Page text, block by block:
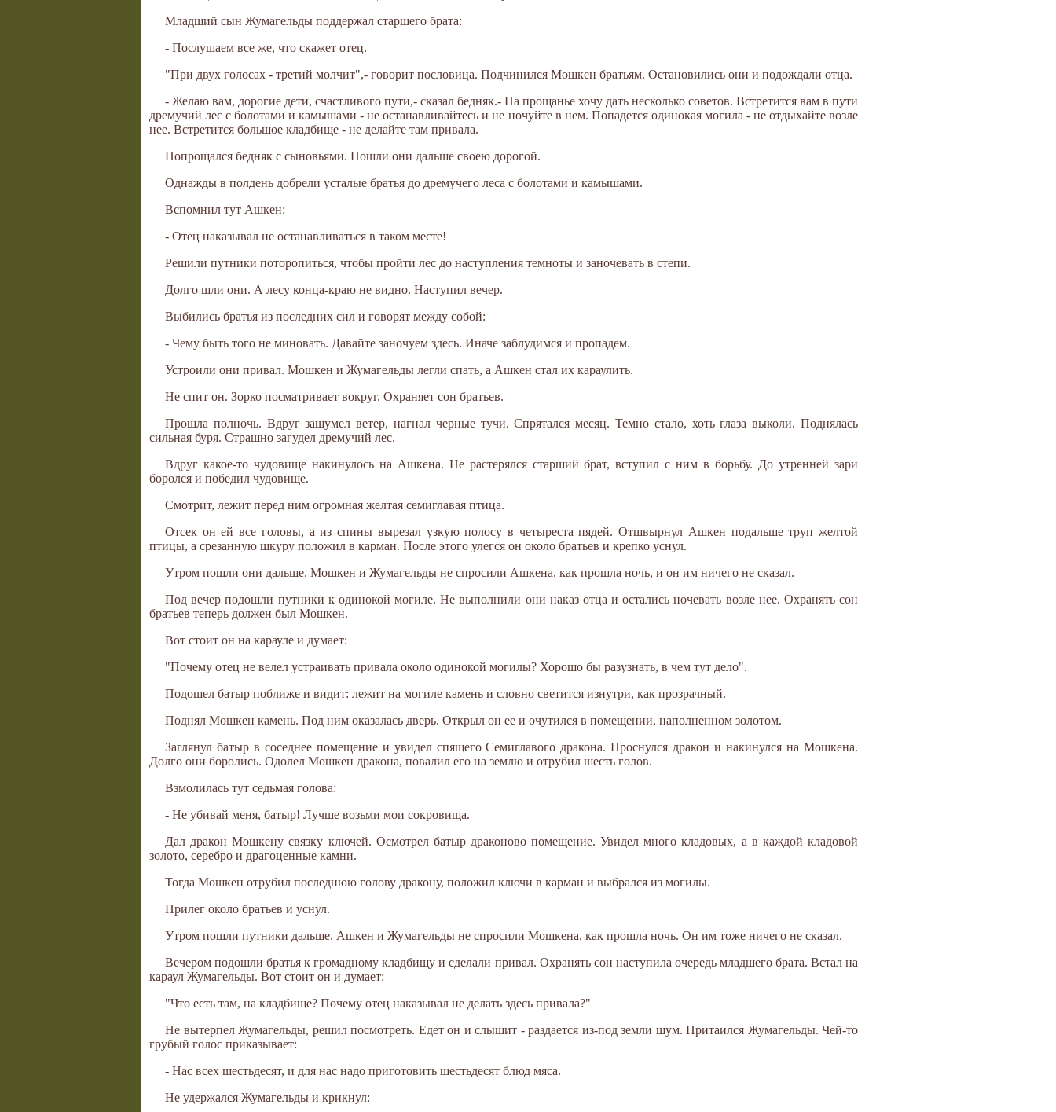
Младший сын Жумагельды поддержал старшего брата:
- Послушаем все же, что скажет отец.
"При двух голосах - третий молчит",- говорит пословица. Подчинился Мошкен братьям. Остановились они и подождали отца.
- Желаю вам, дорогие дети, счастливого пути,- сказал бедняк.- На прощанье хочу дать несколько советов. Встретится вам в пути
дремучий лес с болотами и камышами - не останавливайтесь и не ночуйте в нем. Попадется одинокая могила - не отдыхайте возле
нее. Встретится большое кладбище - не делайте там привала.
Попрощался бедняк с сыновьями. Пошли они дальше своею дорогой.
Однажды в полдень добрели усталые братья до дремучего леса с болотами и камышами.
Вспомнил тут Ашкен:
- Отец наказывал не останавливаться в таком месте!
Решили путники поторопиться, чтобы пройти лес до наступления темноты и заночевать в степи.
Долго шли они. А лесу конца-краю не видно. Наступил вечер.
Выбились братья из последних сил и говорят между собой:
- Чему быть того не миновать. Давайте заночуем здесь. Иначе заблудимся и пропадем.
Устроили они привал. Мошкен и Жумагельды легли спать, а Ашкен стал их караулить.
Не спит он. Зорко посматривает вокруг. Охраняет сон братьев.
Прошла полночь. Вдруг зашумел ветер, нагнал черные тучи. Спрятался месяц. Темно стало, хоть глаза выколи. Поднялась
сильная буря. Страшно загудел дремучий лес.
Вдруг какое-то чудовище накинулось на Ашкена. Не растерялся старший брат, вступил с ним в борьбу. До утренней зари
боролся и победил чудовище.
Смотрит, лежит перед ним огромная желтая семиглавая птица.
Отсек он ей все головы, а из спины вырезал узкую полосу в четыреста пядей. Отшвырнул Ашкен подальше труп желтой
птицы, а срезанную шкуру положил в карман. После этого улегся он около братьев и крепко уснул.
Утром пошли они дальше. Мошкен и Жумагельды не спросили Ашкена, как прошла ночь, и он им ничего не сказал.
Под вечер подошли путники к одинокой могиле. Не выполнили они наказ отца и остались ночевать возле нее. Охранять сон
братьев теперь должен был Мошкен.
Вот стоит он на карауле и думает:
"Почему отец не велел устраивать привала около одинокой могилы? Хорошо бы разузнать, в чем тут дело".
Подошел батыр поближе и видит: лежит на могиле камень и словно светится изнутри, как прозрачный.
Поднял Мошкен камень. Под ним оказалась дверь. Открыл он ее и очутился в помещении, наполненном золотом.
Заглянул батыр в соседнее помещение и увидел спящего Семиглавого дракона. Проснулся дракон и накинулся на Мошкена.
Долго они боролись. Одолел Мошкен дракона, повалил его на землю и отрубил шесть голов.
Взмолилась тут седьмая голова:
- Не убивай меня, батыр! Лучше возьми мои сокровища.
Дал дракон Мошкену связку ключей. Осмотрел батыр драконово помещение. Увидел много кладовых, а в каждой кладовой
золото, серебро и драгоценные камни.
Тогда Мошкен отрубил последнюю голову дракону, положил ключи в карман и выбрался из могилы.
Прилег около братьев и уснул.
Утром пошли путники дальше. Ашкен и Жумагельды не спросили Мошкена, как прошла ночь. Он им тоже ничего не сказал.
Вечером подошли братья к громадному кладбищу и сделали привал. Охранять сон наступила очередь младшего брата. Встал на
караул Жумагельды. Вот стоит он и думает:
"Что есть там, на кладбище? Почему отец наказывал не делать здесь привала?"
Не вытерпел Жумагельды, решил посмотреть. Едет он и слышит - раздается из-под земли шум. Притаился Жумагельды. Чей-то
грубый голос приказывает:
- Нас всех шестьдесят, и для нас надо приготовить шестьдесят блюд мяса.
Не удержался Жумагельды и крикнул: